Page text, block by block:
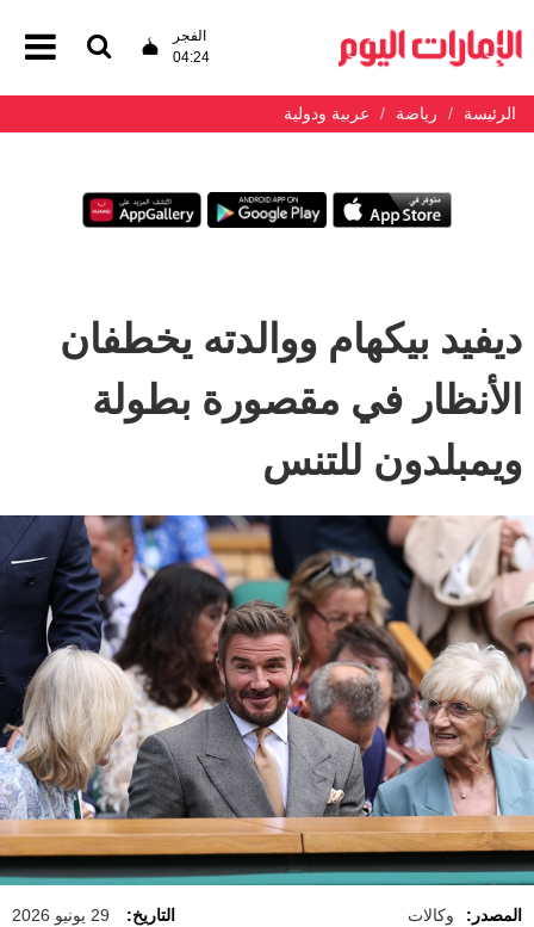
الفجر
04:24
الرئيسة رياضة عربية ودولية
ديفيد بيكهام ووالدته يخطفان
الأنظار في مقصورة بطولة
ويمبلدون للتنس
المصدر: وكالات التاريخ: 29 يونيو 2026